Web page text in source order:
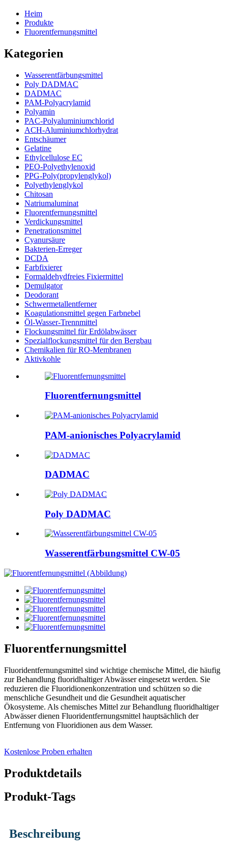
Heim
Produkte
Fluorentfernungsmittel
Kategorien
Wasserentfärbungsmittel
Poly DADMAC
DADMAC
PAM-Polyacrylamid
Polyamin
PAC-Polyaluminiumchlorid
ACH-Aluminiumchlorhydrat
Entschäumer
Gelatine
Ethylcellulose EC
PEO-Polyethylenoxid
PPG-Poly(propylenglykol)
Polyethylenglykol
Chitosan
Natriumaluminat
Fluorentfernungsmittel
Verdickungsmittel
Penetrationsmittel
Cyanursäure
Bakterien-Erreger
DCDA
Farbfixierer
Formaldehydfreies Fixiermittel
Demulgator
Deodorant
Schwermetallentferner
Koagulationsmittel gegen Farbnebel
Öl-Wasser-Trennmittel
Flockungsmittel für Erdölabwässer
Spezialflockungsmittel für den Bergbau
Chemikalien für RO-Membranen
Aktivkohle
Fluorentfernungsmittel
PAM-anionisches Polyacrylamid
DADMAC
Poly DADMAC
Wasserentfärbungsmittel CW-05
Fluorentfernungsmittel
Fluoridentfernungsmittel sind wichtige chemische Mittel, die häufig
zur Behandlung fluoridhaltiger Abwässer eingesetzt werden. Sie
reduzieren die Fluoridionenkonzentration und schützen so die
menschliche Gesundheit und die Gesundheit aquatischer
Ökosysteme. Als chemisches Mittel zur Behandlung fluoridhaltiger
Abwässer dienen Fluoridentfernungsmittel hauptsächlich der
Entfernung von Fluoridionen aus dem Wasser.
Kostenlose Proben erhalten
Produktdetails
Produkt-Tags
Beschreibung